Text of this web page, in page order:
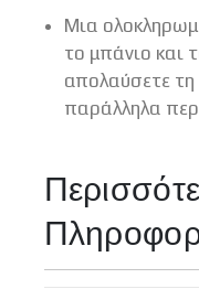
Μια
το μπάνιο και
απολαύσετε
παράλληλα